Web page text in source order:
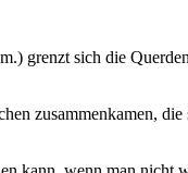
grenzt sich die
zusammenkamen,